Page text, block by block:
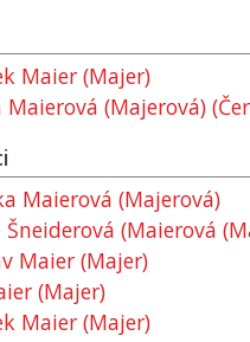
Maier (Majer)
Maierová (Majerová)
Maierová (Majerová)
(Maierová
Maier (Majer)
(Majer)
Maier (Majer)